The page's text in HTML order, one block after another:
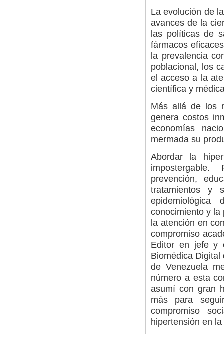
La evolución de
avances de la
las políticas de
fármacos
la prevalencia
poblacional, los
el acceso a la
científica y
Más allá de los
genera costos
economías
mermada su
Abordar la
prevención,
tratamientos y
conocimiento y la
la atención en
compromiso
Editor en jefe y
Biomédica
de Venezuela
número a esta
asumí con gran
más para
compromiso
hipertensión en